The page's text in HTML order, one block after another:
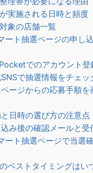
実施される日時と頻度
象の店舗一覧
ート抽選ページの申し
でのアカウント登
で抽選情報をチェッ
ージからの応募手順を
日時の選び方の注意点
み後の確認メールと受
ート抽選ページで当選
ベストタイミングはい